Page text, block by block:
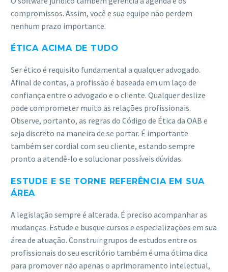
compromissos. Assim, você e sua equipe não perdem
nenhum prazo importante.
ÉTICA ACIMA DE TUDO
Ser ético é requisito fundamental a qualquer advogado.
Afinal de contas, a profissão é baseada em um laço de
confiança entre o advogado e o cliente. Qualquer deslize
pode comprometer muito as relações profissionais.
Observe, portanto, as regras do Código de Ética da OAB e
seja discreto na maneira de se portar. É importante
também ser cordial com seu cliente, estando sempre
pronto a atendê-lo e solucionar possíveis dúvidas.
ESTUDE E SE TORNE REFERÊNCIA EM SUA
ÁREA
A legislação sempre é alterada. É preciso acompanhar as
mudanças. Estude e busque cursos e especializações em sua
área de atuação. Construir grupos de estudos entre os
profissionais do seu escritório também é uma ótima dica
para promover não apenas o aprimoramento intelectual,